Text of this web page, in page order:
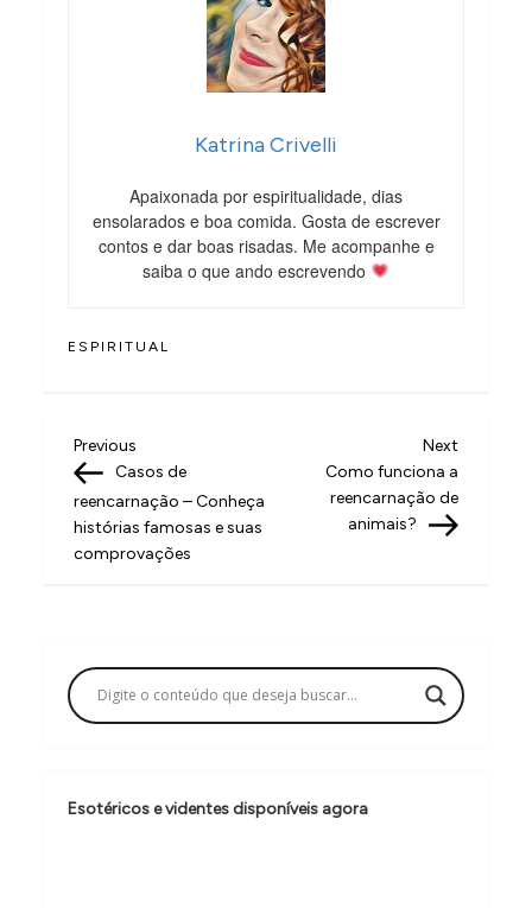
Katrina Crivelli
Apaixonada por espiritualidade, dias
ensolarados e boa comida. Gosta de escrever
contos e dar boas risadas. Me acompanhe e
saiba o que ando escrevendo
ESPIRITUAL
N
a
v
e
ç
ã
d
Previous
Post
Previous
Casos de
reencarnação – Conheça
histórias famosas e suas
comprovações
Next
Post
Next
Como funciona a
reencarnação de
animais?
Esotéricos e videntes disponíveis agora